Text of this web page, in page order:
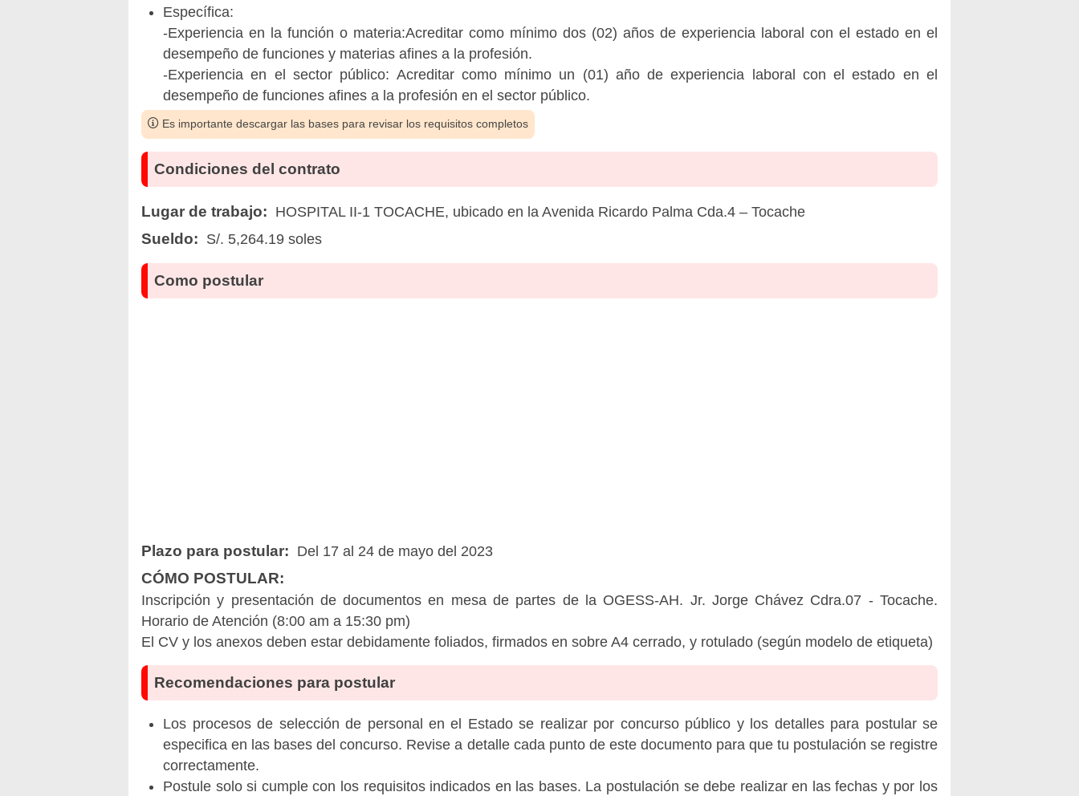
Específica:
-Experiencia en la función o materia:Acreditar como mínimo dos (02) años de experiencia laboral con el estado en el
desempeño de funciones y materias afines a la profesión.
-Experiencia en el sector público: Acreditar como mínimo un (01) año de experiencia laboral con el estado en el
desempeño de funciones afines a la profesión en el sector público.
Es importante descargar las bases para revisar los requisitos completos
Condiciones del contrato
Lugar de trabajo: HOSPITAL II-1 TOCACHE, ubicado en la Avenida Ricardo Palma Cda.4 – Tocache
Sueldo: S/. 5,264.19 soles
Como postular
Plazo para postular: Del 17 al 24 de mayo del 2023
CÓMO POSTULAR:
Inscripción y presentación de documentos en mesa de partes de la OGESS-AH. Jr. Jorge Chávez Cdra.07 - Tocache.
Horario de Atención (8:00 am a 15:30 pm)
El CV y los anexos deben estar debidamente foliados, firmados en sobre A4 cerrado, y rotulado (según modelo de etiqueta)
Recomendaciones para postular
Los procesos de selección de personal en el Estado se realizar por concurso público y los detalles para postular se
especifica en las bases del concurso. Revise a detalle cada punto de este documento para que tu postulación se registre
correctamente.
Postule solo si cumple con los requisitos indicados en las bases. La postulación se debe realizar en las fechas y por los